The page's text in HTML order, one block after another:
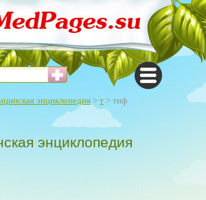
энциклопедия > т > тиф
энциклопедия